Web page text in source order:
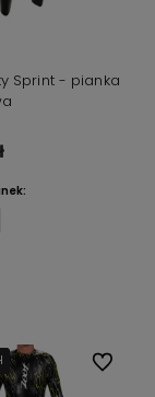
Sprint - pianka
Do